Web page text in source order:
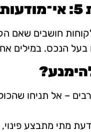
חושבים שאם
בעל הנכס. במילים
– אל תניחו
מתי מתבצע פינוי,